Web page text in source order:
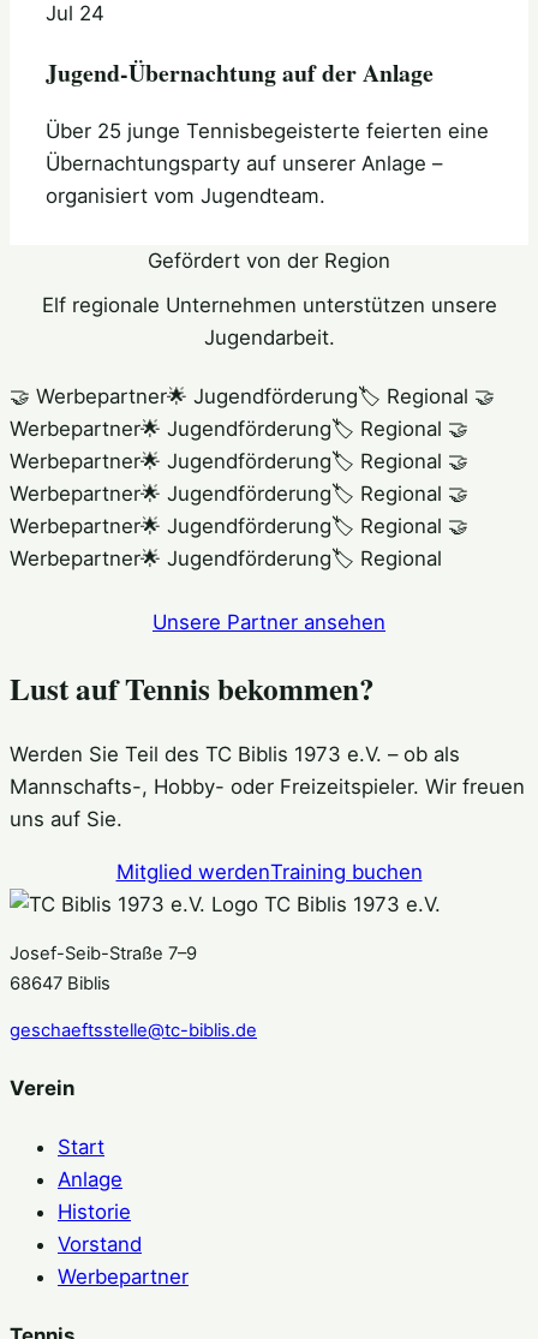
Jul 24
Jugend-Übernachtung auf der Anlage
Über 25 junge Tennisbegeisterte feierten eine
Übernachtungsparty auf unserer Anlage –
organisiert vom Jugendteam.
Gefördert von der Region
Elf regionale Unternehmen unterstützen unsere
Jugendarbeit.
🤝 Werbepartner🌟 Jugendförderung🏷️ Regional 🤝
Werbepartner🌟 Jugendförderung🏷️ Regional 🤝
Werbepartner🌟 Jugendförderung🏷️ Regional 🤝
Werbepartner🌟 Jugendförderung🏷️ Regional 🤝
Werbepartner🌟 Jugendförderung🏷️ Regional 🤝
Werbepartner🌟 Jugendförderung🏷️ Regional
Unsere Partner ansehen
Lust auf Tennis bekommen?
Werden Sie Teil des TC Biblis 1973 e.V. – ob als
Mannschafts-, Hobby- oder Freizeitspieler. Wir freuen
uns auf Sie.
Mitglied werdenTraining buchen
TC Biblis 1973 e.V.
Josef-Seib-Straße 7–9
68647 Biblis
geschaeftsstelle@tc-biblis.de
Verein
Start
Anlage
Historie
Vorstand
Werbepartner